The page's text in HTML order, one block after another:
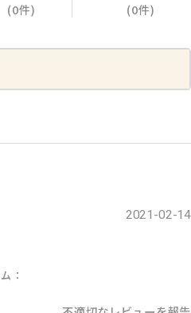
(0件) (0件)
2021-02-14